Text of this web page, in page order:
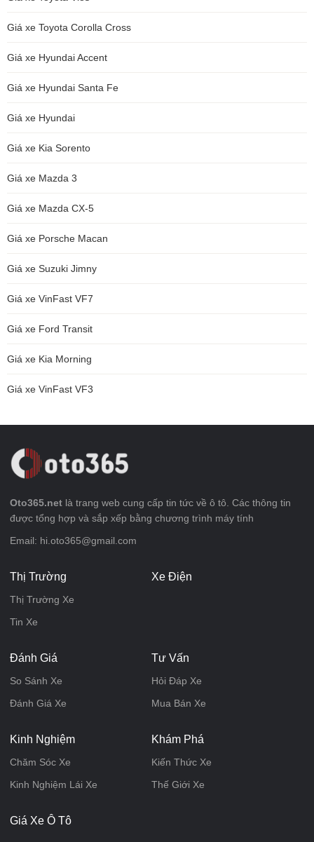
Giá xe Toyota Corolla Cross
Giá xe Hyundai Accent
Giá xe Hyundai Santa Fe
Giá xe Hyundai
Giá xe Kia Sorento
Giá xe Mazda 3
Giá xe Mazda CX-5
Giá xe Porsche Macan
Giá xe Suzuki Jimny
Giá xe VinFast VF7
Giá xe Ford Transit
Giá xe Kia Morning
Giá xe VinFast VF3
Oto365.net là trang web cung cấp tin tức về ô tô. Các thông tin
được tổng hợp và sắp xếp bằng chương trình máy tính
Email: hi.oto365@gmail.com
Thị Trường
Thị Trường Xe
Tin Xe
Xe Điện
Đánh Giá
So Sánh Xe
Đánh Giá Xe
Tư Vấn
Hỏi Đáp Xe
Mua Bán Xe
Kinh Nghiệm
Chăm Sóc Xe
Kinh Nghiệm Lái Xe
Khám Phá
Kiến Thức Xe
Thế Giới Xe
Giá Xe Ô Tô